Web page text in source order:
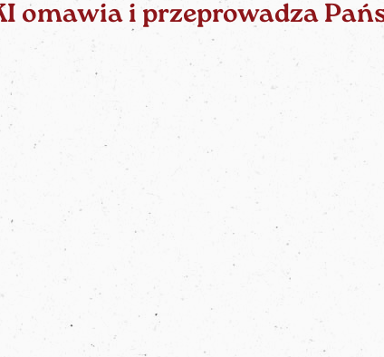
omawia i przeprowadza